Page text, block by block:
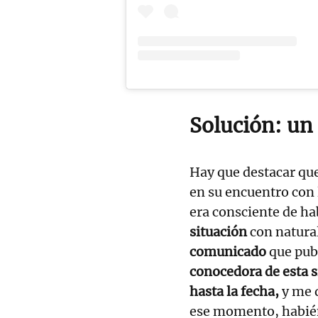
Solución:
Hay que destacar
en su encuentro
era consciente de
situacióncon
comunicadoque
conocedora de esta
hasta la fecha,y me
ese momento,